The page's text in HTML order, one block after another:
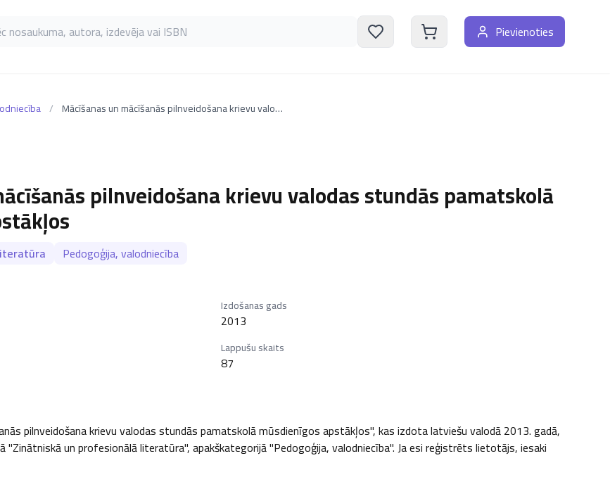
nosaukuma, autora, izdevēja vai ISBN Pievienoties
/ Mācīšanas un mācīšanās pilnveidošana krievu valodas stundās pamatskolā mūsdienīgos apstākļos
pilnveidošana krievu valodas stundās pamatskolā
Pedogoģija, valodniecība
Izdošanas gads
2013
Lappušu skaits
87
pilnveidošana krievu valodas stundās pamatskolā mūsdienīgos apstākļos", kas izdota latviešu valodā 2013. gadā,
"Zinātniskā un profesionālā literatūra", apakškategorijā "Pedogoģija, valodniecība". Ja esi reģistrēts lietotājs, iesaki